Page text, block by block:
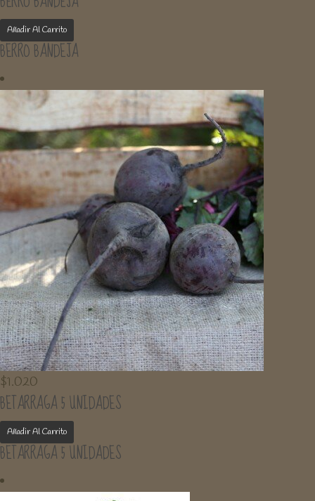
Añadir Al Carrito
BERRO BANDEJA
$1.020
BETARRAGA 5 UNIDADES
Añadir Al Carrito
BETARRAGA 5 UNIDADES